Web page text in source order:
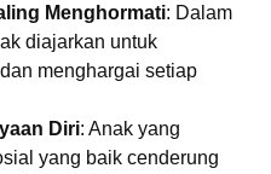
Menghormati: Dalam
diajarkan untuk
menghargai setiap
Diri: Anak yang
yang baik cenderung